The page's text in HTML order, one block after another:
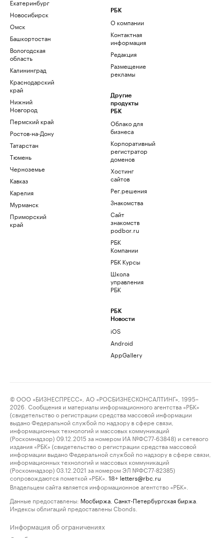
Екатеринбург
Новосибирск
Омск
Башкортостан
Вологодская
область
Калининград
Краснодарский
край
Нижний
Новгород
Пермский край
Ростов-на-Дону
Татарстан
Тюмень
Черноземье
Кавказ
Карелия
Мурманск
Приморский
край
РБК
О компании
Контактная
информация
Редакция
Размещение
рекламы
Другие
продукты
РБК
Облако для
бизнеса
Корпоративный
регистратор
доменов
Хостинг
сайтов
Рег.решения
Знакомства
Сайт
знакомств
podbor.ru
РБК
Компании
РБК Курсы
Школа
управления
РБК
РБК
Новости
iOS
Android
AppGallery
© ООО «БИЗНЕСПРЕСС», АО «РОСБИЗНЕСКОНСАЛТИНГ», 1995–
2026. Сообщения и материалы информационного агентства «РБК»
(свидетельство о регистрации средства массовой информации
выдано Федеральной службой по надзору в сфере связи,
информационных технологий и массовых коммуникаций
(Роскомнадзор) 09.12.2015 за номером ИА №ФС77-63848) и сетевого
издания «РБК» (свидетельство о регистрации средства массовой
информации выдано Федеральной службой по надзору в сфере связи,
информационных технологий и массовых коммуникаций
(Роскомнадзор) 03.12.2021 за номером ЭЛ №ФС77-82385)
сопровождаются пометкой «РБК».
18+ letters@rbc.ru
Владельцем сайта является информационное агентство «РБК».
Данные предоставлены: Мосбиржа Санкт-Петербургская биржа
Индексы облигаций предоставлены Cbonds.
Информация об ограничениях